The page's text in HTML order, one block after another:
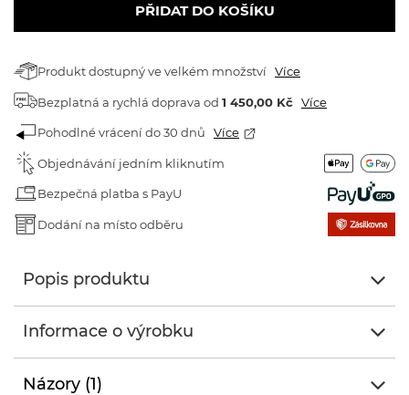
PŘIDAT DO KOŠÍKU
Produkt dostupný ve velkém množství Více
Bezplatná a rychlá doprava od 1 450,00 Kč Více
Pohodlné vrácení do 30 dnů Více
Objednávání jedním kliknutím
Bezpečná platba s PayU
Dodání na místo odběru
Popis produktu
Informace o výrobku
Názory (1)